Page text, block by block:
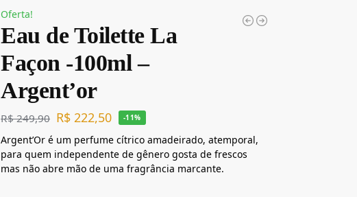
Oferta!
Eau de Toilette La
Façon -100ml –
Argent’or
R$249,90 R$ 222,50 -11%
Argent’Or é um perfume cítrico amadeirado, atemporal,
para quem independente de gênero gosta de frescos
mas não abre mão de uma fragrância marcante.